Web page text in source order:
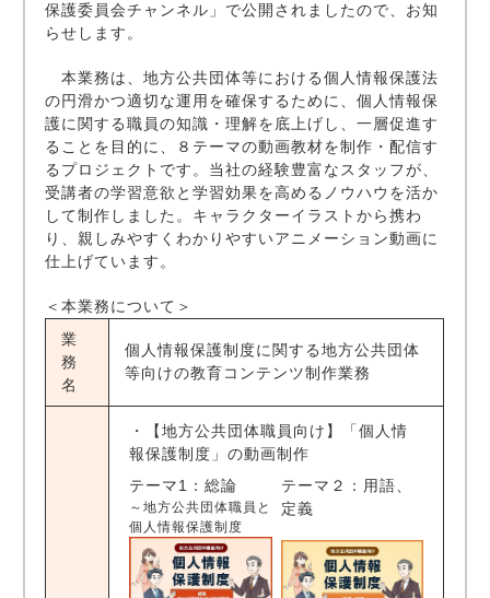
保護委員会チャンネル」で公開されましたので、お知
らせします。
本業務は、地方公共団体等における個人情報保護法
の円滑かつ適切な運用を確保するために、個人情報保
護に関する職員の知識・理解を底上げし、一層促進す
ることを目的に、８テーマの動画教材を制作・配信す
るプロジェクトです。当社の経験豊富なスタッフが、
受講者の学習意欲と学習効果を高めるノウハウを活か
して制作しました。キャラクターイラストから携わ
り、親しみやすくわかりやすいアニメーション動画に
仕上げています。
＜本業務について＞
業
務
名
個人情報保護制度に関する地方公共団体
等向けの教育コンテンツ制作業務
・【地方公共団体職員向け】「個人情
報保護制度」の動画制作
テーマ1：総論
～地方公共団体職員と
個人情報保護制度
テーマ２：用語、
定義